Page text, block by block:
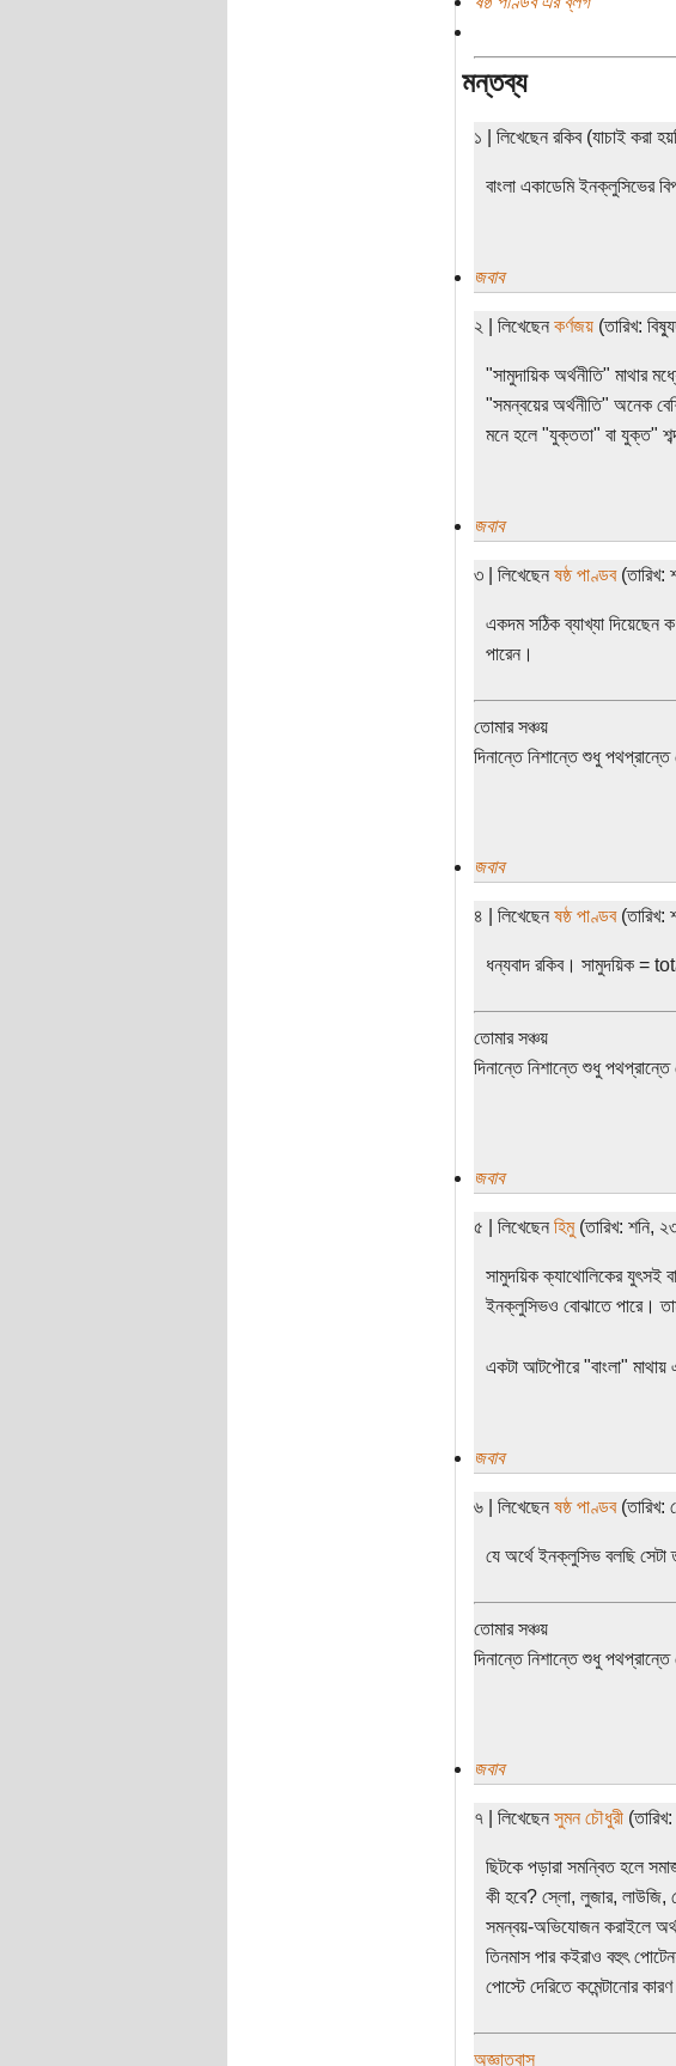
মন্তব্য
১ | লিখেছেন রকিব (যাচাই করা
বাংলা একাডেমি ইনক্লুসিভের
জবাব
২ | লিখেছেন কর্ণজয়(তারিখ:
"সামুদায়িক অর্থনীতি" মাথার
"সমন্বয়ের অর্থনীতি" অনেক
মনে হলে "যুক্ততা" বা যুক্ত"
জবাব
৩ | লিখেছেন ষষ্ঠ পাণ্ডব(তারিখ:
একদম সঠিক ব্যাখ্যা দিয়েছেন
পারেন।
তোমার সঞ্চয়
দিনান্তে নিশান্তে শুধু
জবাব
৪ | লিখেছেন ষষ্ঠ পাণ্ডব(তারিখ:
ধন্যবাদ রকিব। সামুদয়িক =
তোমার সঞ্চয়
দিনান্তে নিশান্তে শুধু
জবাব
৫ | লিখেছেন হিমু(তারিখ: শনি,
সামুদয়িক ক্যাথোলিকের যুৎসই
ইনক্লুসিভও বোঝাতে পারে।
একটা আটপৌরে "বাংলা" মাথায়
জবাব
৬ | লিখেছেন ষষ্ঠ পাণ্ডব(তারিখ:
যে অর্থে ইনক্লুসিভ বলছি সেটা
তোমার সঞ্চয়
দিনান্তে নিশান্তে শুধু
জবাব
৭ | লিখেছেন সুমন চৌধুরী
ছিটকে পড়ারা সমন্বিত হলে
কী হবে? স্লো, লুজার, লাউজি,
সমন্বয়-অভিযোজন করাইলে
তিনমাস পার কইরাও বহুৎ
পোস্টে দেরিতে কমেন্টানোর
অজ্ঞাতবাস